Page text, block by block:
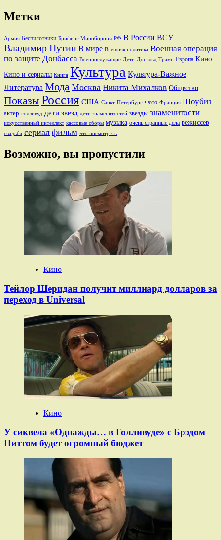
Метки
Армия Беспилотники Брифинг Минобороны РФ В России ВСУ
Владимир Путин В мире Внешняя политика Военная операция
по защите Донбасса Военнослужащие Дети Дональд Трамп Европа Кино
Кино и сериалы Книга Культура Культура-Важное
Литература Мода Москва Никита Михалков Общество
ПоказыРоссия США Санкт-Петербург Фото Франция Шоубиз
актер голливуд дети звезд дети знаменитостей звезды знаменитости
искусственный интеллект кассовые сборы музыка очень странные дела режиссер
свадьба сериал фильм что посмотреть
Возможно, вы пропустили
Кино
Тейлор Шеридан получит миллиард долларов за
переход в Universal
Кино
У сиквела «Однажды… в Голливуде» с Брэдом
Питтом будет огромный бюджет